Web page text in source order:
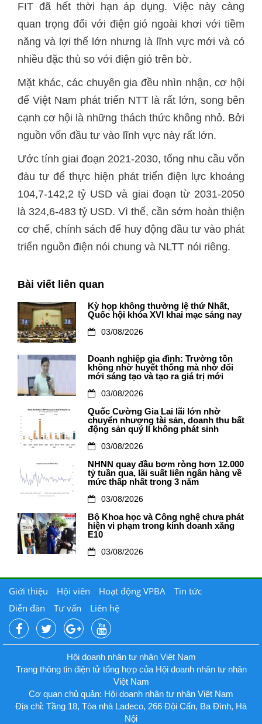
FIT đã hết thời hạn áp dụng. Việc này càng
quan trọng đối với điện gió ngoài khơi với tiềm
năng và lợi thế lớn nhưng là lĩnh vực mới và có
nhiều đặc thù so với điện gió trên bờ.
Mặt khác, các chuyên gia đều nhìn nhận, cơ hội
để Việt Nam phát triển NTT là rất lớn, song bên
cạnh cơ hội là những thách thức không nhỏ. Bởi
nguồn vốn đầu tư vào lĩnh vực này rất lớn.
Ước tính giai đoạn 2021-2030, tổng nhu cầu vốn
đàu tư để thực hiện phát triển điện lực khoảng
104,7-142,2 tỷ USD và giai đoạn từ 2031-2050
là 324,6-483 tỷ USD. Vì thế, cần sớm hoàn thiện
cơ chế, chính sách để huy động đầu tư vào phát
triển nguồn điện nói chung và NLTT nói riêng.
Bài viết liên quan
Kỳ họp không thường lệ thứ Nhất,
Quốc hội khóa XVI khai mạc sáng nay
03/08/2026
Doanh nghiệp gia đình: Trường tồn
không nhờ huyết thống mà nhờ đổi
mới sáng tạo và tạo ra giá trị mới
03/08/2026
Quốc Cường Gia Lai lãi lớn nhờ
chuyển nhượng tài sản, doanh thu bất
động sản quý II không phát sinh
03/08/2026
NHNN quay đầu bơm ròng hơn 12.000
tỷ tuần qua, lãi suất liên ngân hàng về
mức thấp nhất trong 3 năm
03/08/2026
Bộ Khoa học và Công nghệ chưa phát
hiện vi phạm trong kinh doanh xăng
E10
03/08/2026
Giới thiệu Hội viên Hoạt động VPBA
Tin tức
Diễn đàn
Tư vấn Liên hệ
Hội doanh nhân tư nhân Việt Nam
Trang thông tin điện tử tổng hợp của Hội doanh nhân tư nhân
Việt Nam
Cơ quan chủ quản: Hội doanh nhân tư nhân Việt Nam
Địa chỉ: Tầng 18, Tòa nhà Ladeco, 266 Đội Cấn, Ba Đình, Hà
Nội